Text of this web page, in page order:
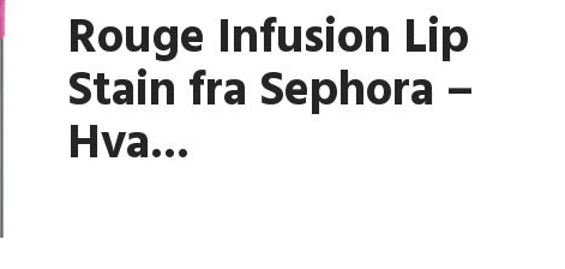
Rouge Infusion Lip
Stain fra Sephora –
Hva...